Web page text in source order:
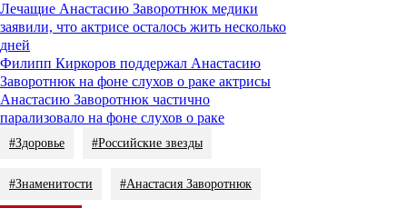
Лечащие Анастасию Заворотнюк медики
заявили, что актрисе осталось жить несколько
дней
Филипп Киркоров поддержал Анастасию
Заворотнюк на фоне слухов о раке актрисы
Анастасию Заворотнюк частично
парализовало на фоне слухов о раке
#Здоровье #Российские звезды
#Знаменитости #Анастасия Заворотнюк